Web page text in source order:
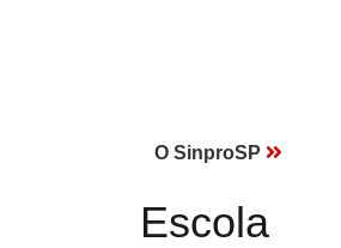
O SinproSP
Escola